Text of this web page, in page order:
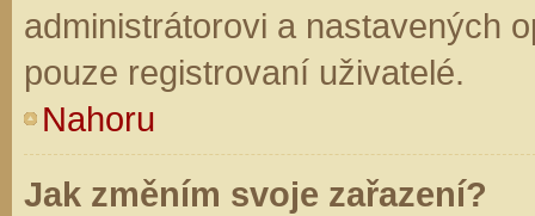
administrátorovi a nastavených
pouze registrovaní uživatelé.
Nahoru
Jak změním svoje zařazení?